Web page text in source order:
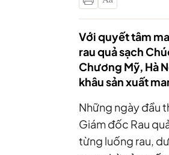
Với quyết tâm
rau quả sạch
Chương Mỹ, Hà
khâu sản xuất
Những ngày đầu
Giám đốc Rau
từng luống rau,